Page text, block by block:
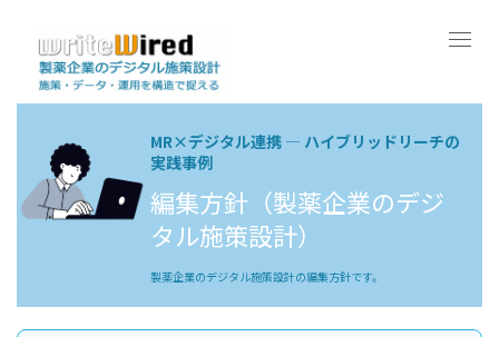
MR×デジタル連携 ― ハイブリッドリーチの
実践事例
編集方針（製薬企業のデジ
タル施策設計）
製薬企業のデジタル施策設計の編集方針です。